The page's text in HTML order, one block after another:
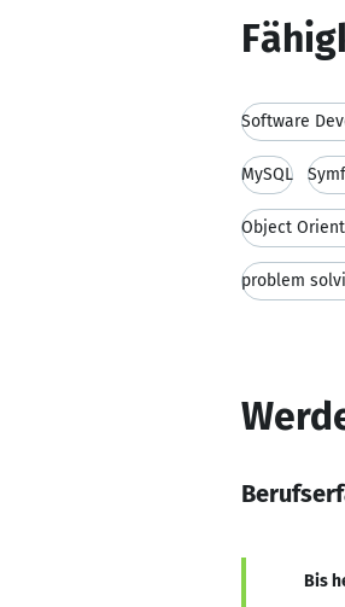
Software
MySQL
Object
problem
Bis